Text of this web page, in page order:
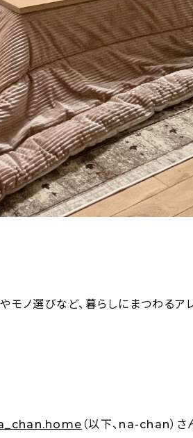
モノ選びなど、暮らしにまつわるア
（以下、na-chan）さ